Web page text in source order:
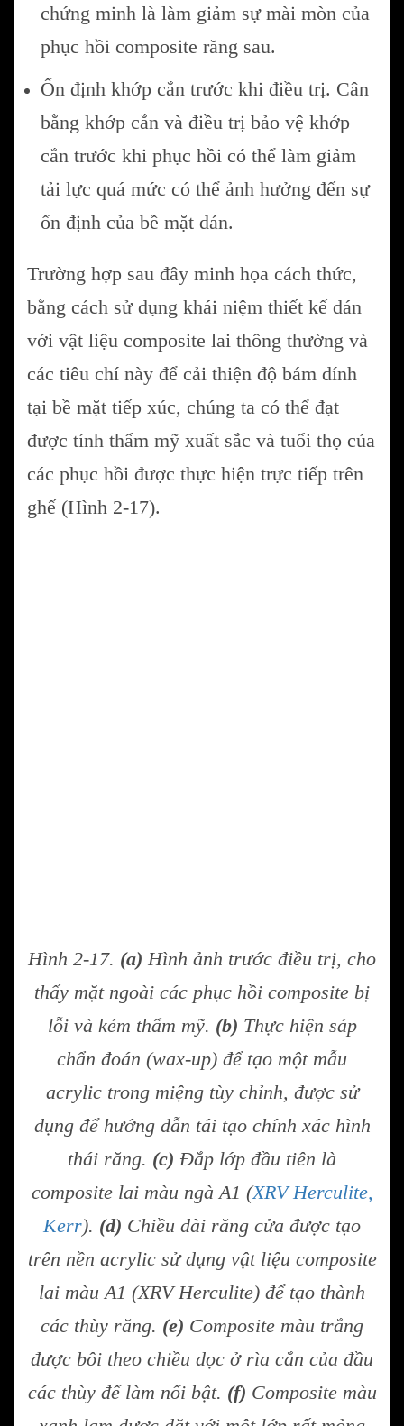
chứng minh là làm giảm sự mài mòn của
phục hồi composite răng sau.
Ổn định khớp cắn trước khi điều trị. Cân
bằng khớp cắn và điều trị bảo vệ khớp
cắn trước khi phục hồi có thể làm giảm
tải lực quá mức có thể ảnh hưởng đến sự
ổn định của bề mặt dán.
Trường hợp sau đây minh họa cách thức,
bằng cách sử dụng khái niệm thiết kế dán
với vật liệu composite lai thông thường và
các tiêu chí này để cải thiện độ bám dính
tại bề mặt tiếp xúc, chúng ta có thể đạt
được tính thẩm mỹ xuất sắc và tuổi thọ của
các phục hồi được thực hiện trực tiếp trên
ghế (Hình 2-17).
Hình 2-17. (a) Hình ảnh trước điều trị, cho
thấy mặt ngoài các phục hồi composite bị
lỗi và kém thẩm mỹ. (b) Thực hiện sáp
chẩn đoán (wax-up) để tạo một mẫu
acrylic trong miệng tùy chỉnh, được sử
dụng để hướng dẫn tái tạo chính xác hình
thái răng. (c) Đắp lớp đầu tiên là
composite lai màu ngà A1 (XRV Herculite,
Kerr). (d) Chiều dài răng cửa được tạo
trên nền acrylic sử dụng vật liệu composite
lai màu A1 (XRV Herculite) để tạo thành
các thùy răng. (e) Composite màu trắng
được bôi theo chiều dọc ở rìa cắn của đầu
các thùy để làm nổi bật. (f) Composite màu